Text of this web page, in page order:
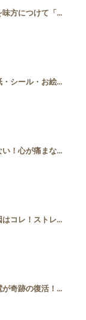
方につけて「...
・シール・お絵...
！心が痛まな...
コレ！ストレ...
が奇跡の復活！...